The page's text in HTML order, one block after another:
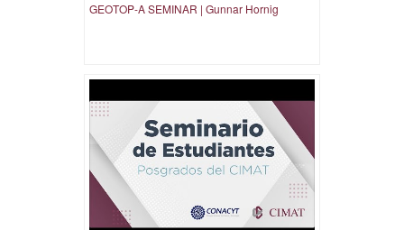
GEOTOP-A SEMINAR | Gunnar Hornig